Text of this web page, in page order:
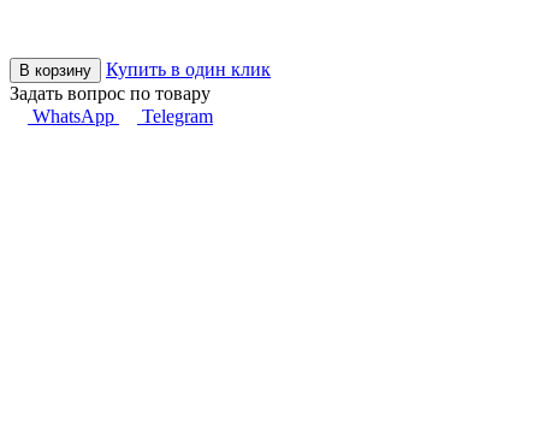
В корзину
Купить в один клик
Задать вопрос по товару
WhatsApp
Telegram